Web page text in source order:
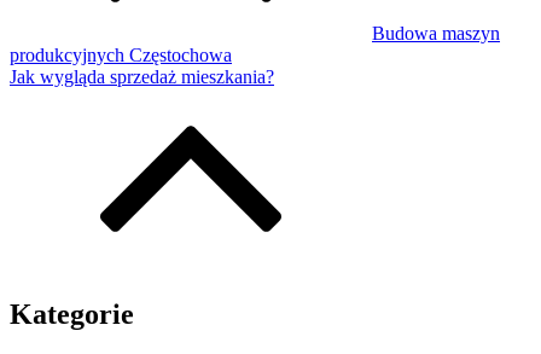
Budowa maszyn
produkcyjnych Częstochowa
Jak wygląda sprzedaż mieszkania?
Kategorie